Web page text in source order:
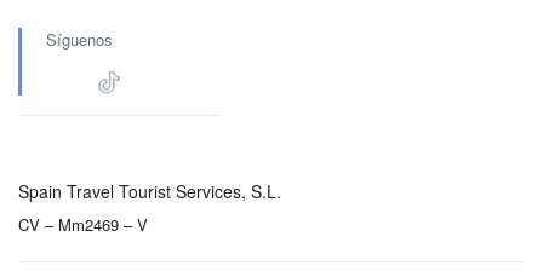
Síguenos
Spain Travel Tourist Services, S.L.
CV – Mm2469 – V